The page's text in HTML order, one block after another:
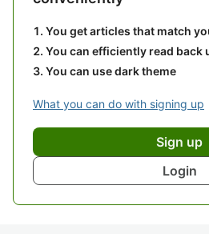
You get articles that match
You can efficiently read back
You can use dark theme
What you can do with signing up
Sign up
Login